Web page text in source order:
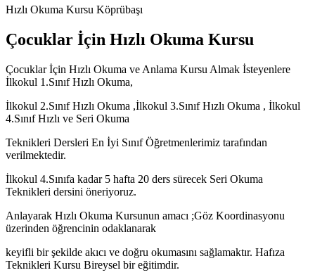
Hızlı Okuma Kursu Köprübaşı
Çocuklar İçin Hızlı Okuma Kursu
Çocuklar İçin Hızlı Okuma ve Anlama Kursu Almak İsteyenlere
İlkokul 1.Sınıf Hızlı Okuma,
İlkokul 2.Sınıf Hızlı Okuma ,İlkokul 3.Sınıf Hızlı Okuma , İlkokul
4.Sınıf Hızlı ve Seri Okuma
Teknikleri Dersleri En İyi Sınıf Öğretmenlerimiz tarafından
verilmektedir.
İlkokul 4.Sınıfa kadar 5 hafta 20 ders sürecek Seri Okuma
Teknikleri dersini öneriyoruz.
Anlayarak Hızlı Okuma Kursunun amacı ;Göz Koordinasyonu
üzerinden öğrencinin odaklanarak
keyifli bir şekilde akıcı ve doğru okumasını sağlamaktır. Hafıza
Teknikleri Kursu Bireysel bir eğitimdir.